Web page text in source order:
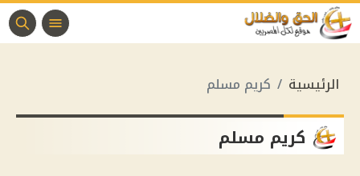
الرئيسية كريم مسلم
كريم مسلم